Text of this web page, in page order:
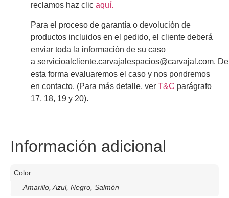
reclamos haz clic aquí.
Para el proceso de garantía o devolución de
productos incluidos en el pedido, el cliente deberá
enviar toda la información de su caso
a servicioalcliente.carvajalespacios@carvajal.com. De
esta forma evaluaremos el caso y nos pondremos
en contacto. (Para más detalle, ver T&C parágrafo
17, 18, 19 y 20).
Información adicional
Color
Amarillo, Azul, Negro, Salmón